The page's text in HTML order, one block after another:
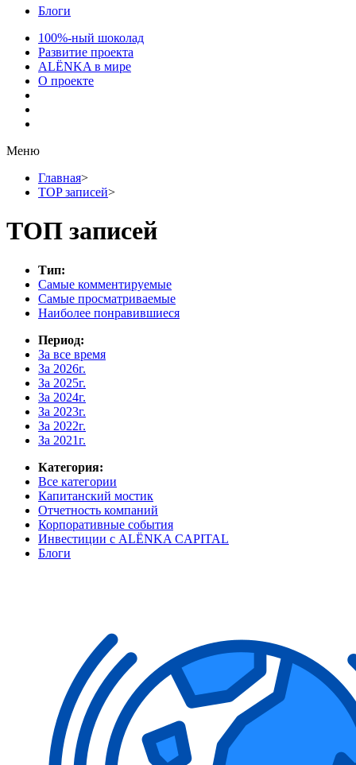
Блоги
100%-ный шоколад
Развитие проекта
ALЁNKA в мире
О проекте
Меню
Главная>
TOP записей>
ТОП записей
Тип:
Самые комментируемые
Самые просматриваемые
Наиболее понравившиеся
Период:
За все время
За 2026г.
За 2025г.
За 2024г.
За 2023г.
За 2022г.
За 2021г.
Категория:
Все категории
Капитанский мостик
Отчетность компаний
Корпоративные события
Инвестиции с ALЁNKA CAPITAL
Блоги